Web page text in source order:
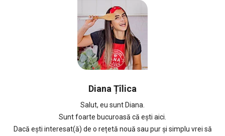
Diana Țîlica
Salut, eu sunt Diana.
Sunt foarte bucuroasă că ești aici.
Dacă ești interesat(ă) de o rețetă nouă sau pur și simplu vrei să